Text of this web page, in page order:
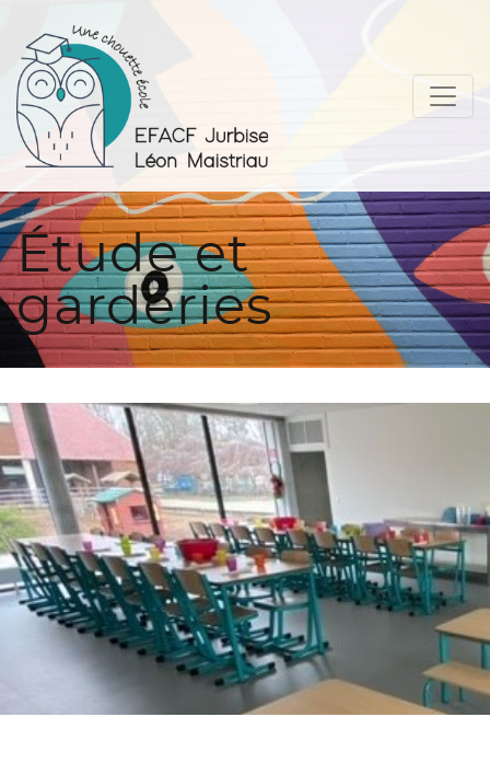
Étude et
garderies